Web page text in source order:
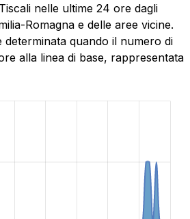
nelle ultime 24 ore dagli
Romagna e delle aree vicine.
quando il numero di
alla linea di base, rappresentata